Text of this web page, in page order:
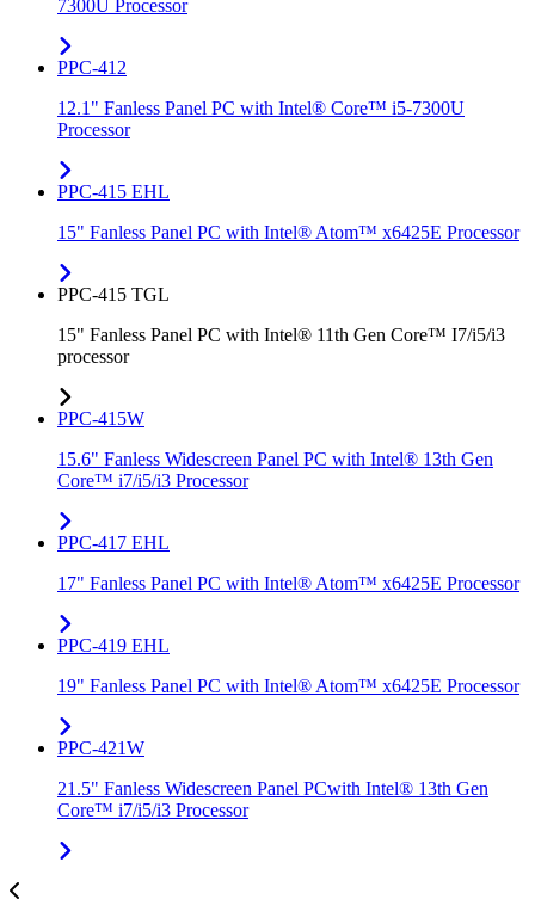
7300U Processor
PPC-412
12.1" Fanless Panel PC with Intel® Core™ i5-7300U
Processor
PPC-415 EHL
15" Fanless Panel PC with Intel® Atom™ x6425E Processor
PPC-415 TGL
15" Fanless Panel PC with Intel® 11th Gen Core™ I7/i5/i3
processor
PPC-415W
15.6" Fanless Widescreen Panel PC with Intel® 13th Gen
Core™ i7/i5/i3 Processor
PPC-417 EHL
17" Fanless Panel PC with Intel® Atom™ x6425E Processor
PPC-419 EHL
19" Fanless Panel PC with Intel® Atom™ x6425E Processor
PPC-421W
21.5" Fanless Widescreen Panel PCwith Intel® 13th Gen
Core™ i7/i5/i3 Processor